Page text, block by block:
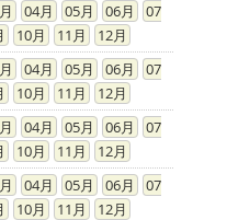
04 05 06
07
10 11
12
04 05 06
07
10 11
12
04 05 06
07
10 11
12
04 05 06
07
10 11
12